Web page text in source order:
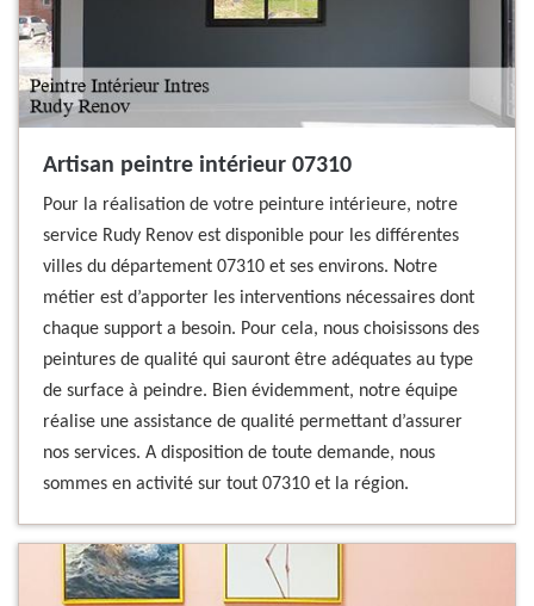
Artisan peintre intérieur 07310
Pour la réalisation de votre peinture intérieure, notre
service Rudy Renov est disponible pour les différentes
villes du département 07310 et ses environs. Notre
métier est d’apporter les interventions nécessaires dont
chaque support a besoin. Pour cela, nous choisissons des
peintures de qualité qui sauront être adéquates au type
de surface à peindre. Bien évidemment, notre équipe
réalise une assistance de qualité permettant d’assurer
nos services. A disposition de toute demande, nous
sommes en activité sur tout 07310 et la région.